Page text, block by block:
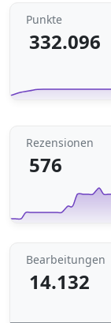
Punkte
332.096
Rezensionen
576
Bearbeitungen
14.132